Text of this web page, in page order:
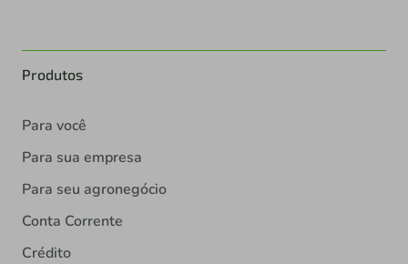
Produtos
Para você
Para sua empresa
Para seu agronegócio
Conta Corrente
Crédito